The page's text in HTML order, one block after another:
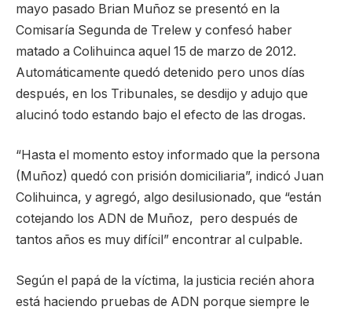
mayo pasado Brian Muñoz se presentó en la
Comisaría Segunda de Trelew y confesó haber
matado a Colihuinca aquel 15 de marzo de 2012.
Automáticamente quedó detenido pero unos días
después, en los Tribunales, se desdijo y adujo que
alucinó todo estando bajo el efecto de las drogas.
“Hasta el momento estoy informado que la persona
(Muñoz) quedó con prisión domiciliaria”, indicó Juan
Colihuinca, y agregó, algo desilusionado, que “están
cotejando los ADN de Muñoz, pero después de
tantos años es muy difícil” encontrar al culpable.
Según el papá de la víctima, la justicia recién ahora
está haciendo pruebas de ADN porque siempre le